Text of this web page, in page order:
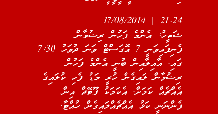
21:24 | 17/08/2014
ޝަތީހް: އެންމެ ފަހުން ރިޟުވާން
ފެނިފައިވަނީ 7 އޮގަސްްޓް ވަނަ ދުވަހު 7:30
ގައި. އާއިލާއިން ބުނީ އެންމެ ފަހުން
ރިޟުވާން ލައިގެން ހުރީ މަޑު ފެހި ކުލައިގެ
އެއްޗެއް ކަމަށް. އެކަމަކު ފޫޓޭޖް އިން
ފެންނަނީ ކަޅު އެއްޗެއްލައިގެން ހުއްޓާ.